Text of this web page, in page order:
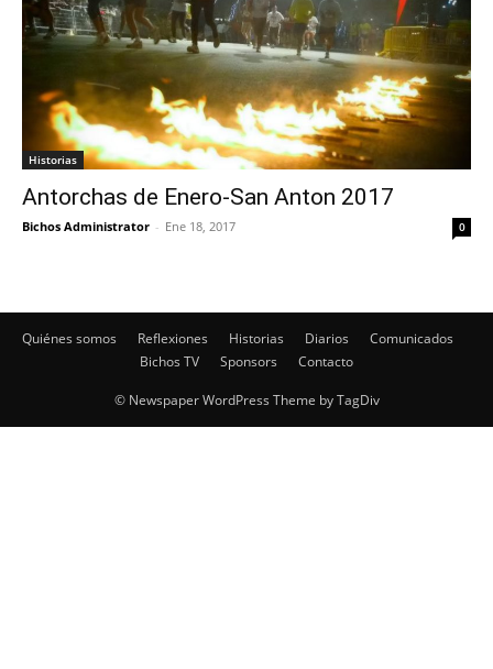
Historias
Antorchas de Enero-San Anton 2017
Bichos Administrator - Ene 18, 2017 0
Quiénes somos Reflexiones Historias Diarios
Comunicados
Bichos TV
Sponsors Contacto
© Newspaper WordPress Theme by TagDiv